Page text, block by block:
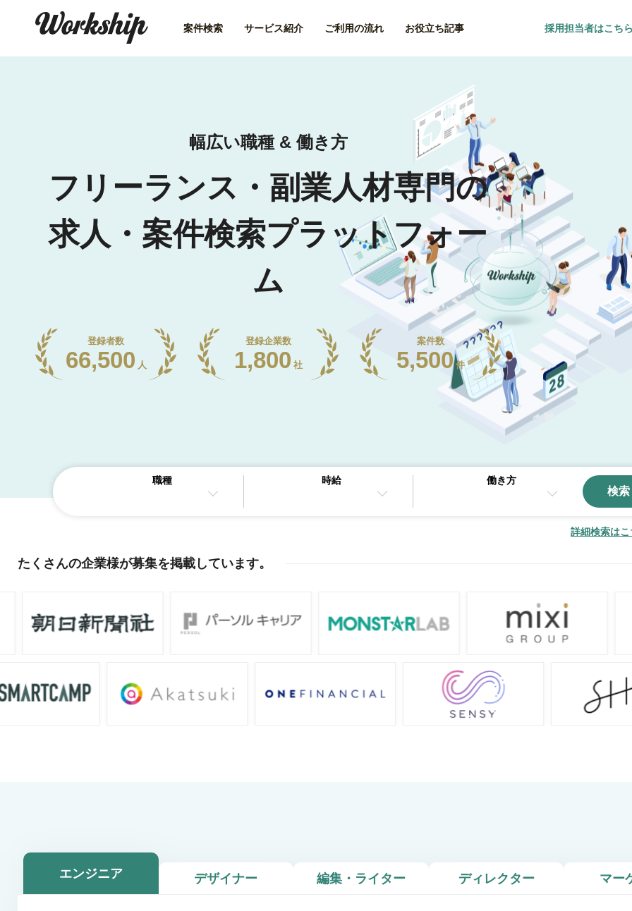
案件検索 サービス紹介 ご利用の流れ お役立ち記事 採用担当者はこち
幅広い職種 & 働き方
フリーランス・副業人材専門の
求人・案件検索プラットフォー
ム
登録者数
66,500 人
登録企業数
1,800 社
案件数
5,500 件
職種 時給 働き方
検索
詳細検索は
たくさんの企業様が募集を掲載しています。
エンジニア デザイナー 編集・ライター ディレクター マー